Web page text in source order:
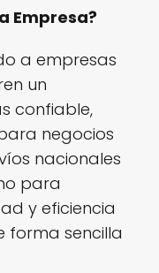
Empresa?
a empresas
un
confiable,
negocios
nacionales
para
y eficiencia
forma sencilla